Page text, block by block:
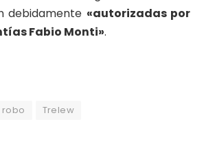
debidamente «autorizadas por
Fabio Monti».
robo Trelew